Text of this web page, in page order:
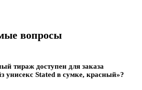
вопросы
тираж доступен для заказа
унисекс Stated в сумке, красный»?